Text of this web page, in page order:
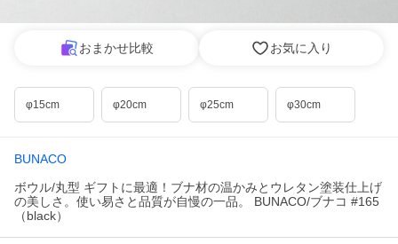
おまかせ比較 お気に入り
φ15cm φ20cm φ25cm φ30cm
BUNACO
ボウル/丸型 ギフトに最適！ブナ材の温かみとウレタン塗装仕上げ
の美しさ。使い易さと品質が自慢の一品。 BUNACO/ブナコ #165
（black）